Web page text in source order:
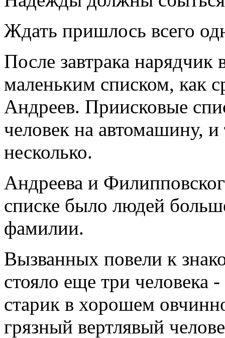
Ждать пришлось всего
После завтрака нарядчик
маленьким списком, как
Андреев. Приисковые
человек на автомашину,
несколько.
Андреева и
списке было людей
фамилии.
Вызванных повели к
стояло еще три
старик в хорошем
грязный вертлявый